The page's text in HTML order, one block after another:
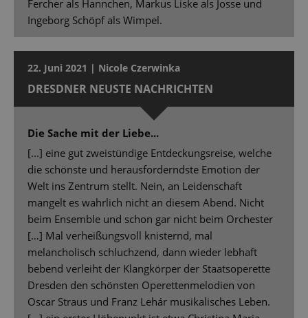
Fercher als Hannchen, Markus Liske als Josse und
Ingeborg Schöpf als Wimpel.
22. Juni 2021 | Nicole Czerwinka
DRESDNER NEUSTE NACHRICHTEN
Die Sache mit der Liebe...
[...] eine gut zweistündige Entdeckungsreise, welche
die schönste und herausforderndste Emotion der
Welt ins Zentrum stellt. Nein, an Leidenschaft
mangelt es wahrlich nicht an diesem Abend. Nicht
beim Ensemble und schon gar nicht beim Orchester
[…] Mal verheißungsvoll knisternd, mal
melancholisch schluchzend, dann wieder lebhaft
bebend verleiht der Klangkörper der Staatsoperette
Dresden den schönsten Operettenmelodien von
Oscar Straus und Franz Lehár musikalisches Leben.